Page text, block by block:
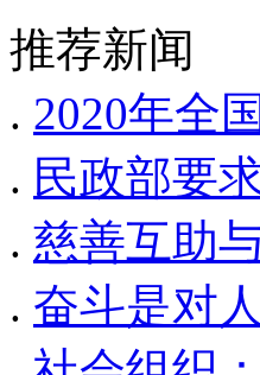
推荐新闻
. 2020年全
. 民政部要
. 慈善互助
. 奋斗是对